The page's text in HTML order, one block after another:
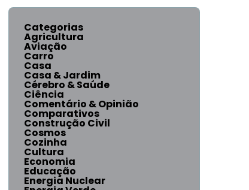
Categorias
Agricultura
Aviação
Carro
Casa
Casa & Jardim
Cérebro & Saúde
Ciência
Comentário & Opinião
Comparativos
Construção Civil
Cosmos
Cozinha
Cultura
Economia
Educação
Energia Nuclear